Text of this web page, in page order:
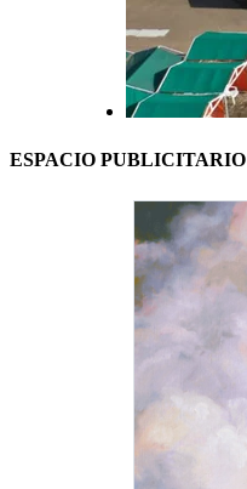
ESPACIO PUBLICITARIO